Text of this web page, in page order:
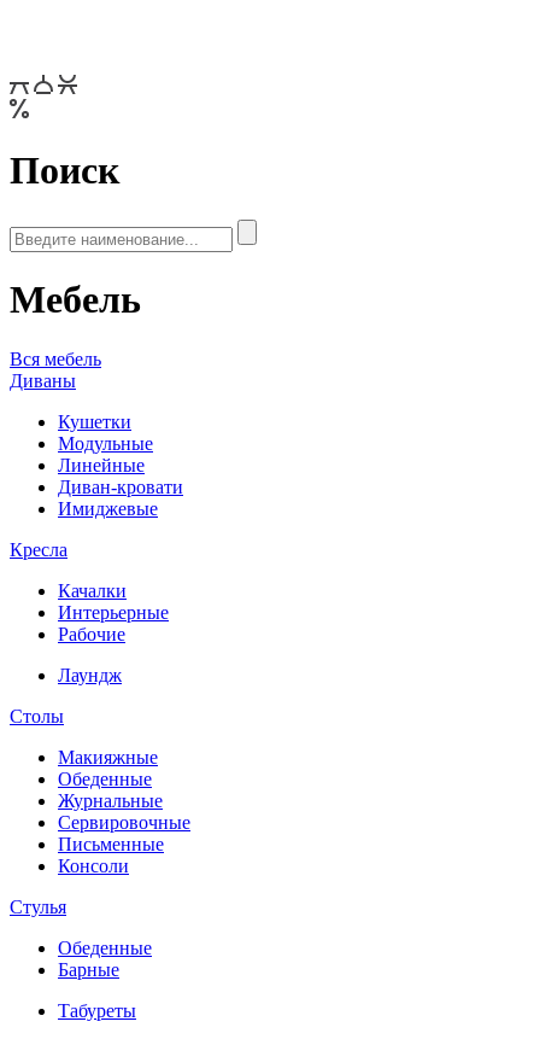
Поиск
Мебель
Вся мебель
Диваны
Кушетки
Модульные
Линейные
Диван-кровати
Имиджевые
Кресла
Качалки
Интерьерные
Рабочие
Лаундж
Столы
Макияжные
Обеденные
Журнальные
Сервировочные
Письменные
Консоли
Стулья
Обеденные
Барные
Табуреты